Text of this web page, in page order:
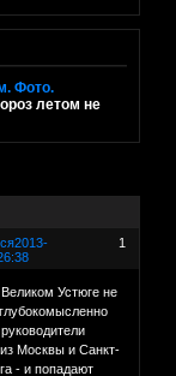
Фото.
летом не
1
2013-
Устюге не
Москвы и Санкт-
- и попадают